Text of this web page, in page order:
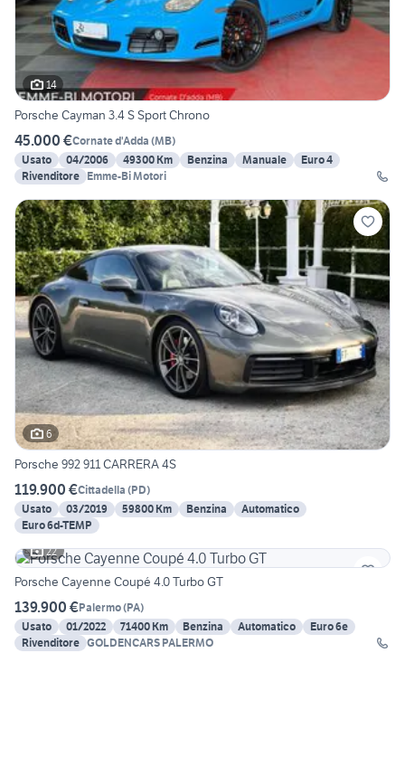
14
Porsche Cayman 3.4 S Sport Chrono
45.000 €Cornate d'Adda (MB)
Usato
04/2006 49300 Km Benzina Manuale
Euro 4
Rivenditore Emme-Bi Motori
6
Porsche 992 911 CARRERA 4S
119.900 €Cittadella (PD)
Usato
03/2019 59800 Km Benzina
Automatico
Euro 6d-TEMP
22
Porsche Cayenne Coupé 4.0 Turbo GT
139.900 €Palermo(PA)
Usato
01/2022 71400 Km Benzina Automatico
Euro 6e
Rivenditore GOLDENCARS PALERMO